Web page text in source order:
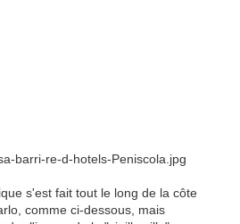
s'est fait tout le long de la côte
comme ci-dessous, mais